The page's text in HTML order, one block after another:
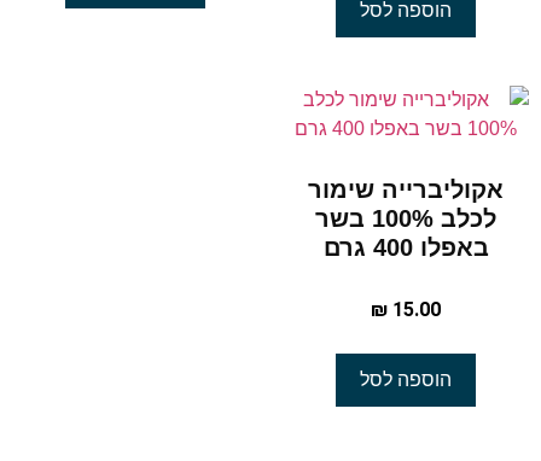
הוספה לסל
אקוליברייה שימור
לכלב 100% בשר
באפלו 400 גרם
₪ 15.00
הוספה לסל